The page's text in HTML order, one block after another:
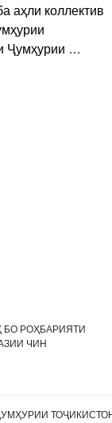
аҳли коллектив
Ҷумҳурии …
БО РОҲБАРИЯТИ
ЧИН